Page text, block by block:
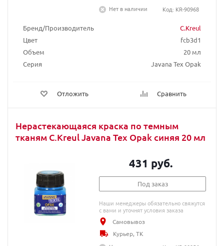
Бренд/Производитель
C.Kreul
Цвет
fcb3d1
Объем
20 мл
Серия
Javana Tex Opak
Отложить Сравнить
Нет в наличии
Код: KR-90968
Нерастекающаяся краска по темным
тканям C.Kreul Javana Tex Opak синяя 20 мл
431 руб.
Под заказ
Наши менеджеры обязательно свяжутся
с вами и уточнят условия заказа
Самовывоз
Курьер, ТК